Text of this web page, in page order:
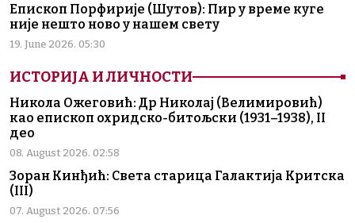
Епископ Порфирије (Шутов): Пир у време куге
није нешто ново у нашем свету
19. June 2026. 05:30
ИСТОРИЈА И ЛИЧНОСТИ
Никола Ожеговић: Др Николај (Велимировић)
као епископ охридско-битољски (1931–1938), II
део
08. August 2026. 02:58
Зоран Кинђић: Света старица Галактија Критска
(III)
07. August 2026. 07:56